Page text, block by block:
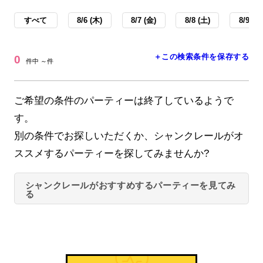
すべて 8/6 (木) 8/7 (金) 8/8 (土) 8/9 (日
0 件中 ～件 ＋この検索条件を保存する
ご希望の条件のパーティーは終了しているようで
す。
別の条件でお探しいただくか、シャンクレールがオ
ススメするパーティーを探してみませんか?
シャンクレールがおすすめするパーティーを見てみ
る